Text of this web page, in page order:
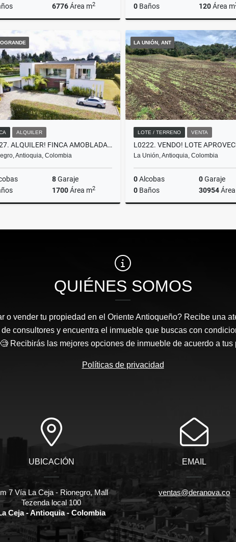
6776Área m2
0 Baños 120Área m
$5.000.000
ALQUILER
T0327. ALQUILER! FINCA AMOBLADA O SIN AMOBLAR EN LLANOGRANDE
Antioquia, Colombia
8Garaje
1700Área m2
$24.900.000
LA UNIÓN, ANT
LOTE / TERRENO VENTA
La Unión, Antioquia, Colombia
0Alcobas 0Garaje
0 Baños 30954
$790.000.000
QUIÉNES SOMOS
o vender tu propiedad en el Oriente Antioqueño? Recibe una
consultores y encuentra el inmueble que buscas con
Recibirás las mejores opciones de inmueble de acuerdo a tus
Políticas de privacidad
UBICACIÓN
7 Vía La Ceja - Rionegro, Mall
Tezenda local 100
Ceja - Antioquia - Colombia
EMAIL
ventas@deranova.co